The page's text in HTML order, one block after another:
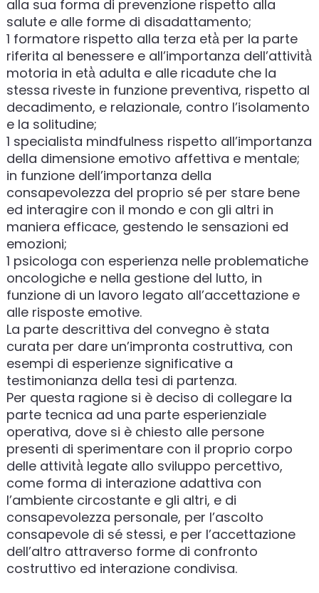
alla sua forma di prevenzione rispetto alla
salute e alle forme di disadattamento;
1 formatore rispetto alla terza età̀ per la parte
riferita al benessere e all’importanza dell’attività̀
motoria in età̀ adulta e alle ricadute che la
stessa riveste in funzione preventiva, rispetto al
decadimento, e relazionale, contro l’isolamento
e la solitudine;
1 specialista mindfulness rispetto all’importanza
della dimensione emotivo affettiva e mentale;
in funzione dell’importanza della
consapevolezza del proprio sé per stare bene
ed interagire con il mondo e con gli altri in
maniera efficace, gestendo le sensazioni ed
emozioni;
1 psicologa con esperienza nelle problematiche
oncologiche e nella gestione del lutto, in
funzione di un lavoro legato all’accettazione e
alle risposte emotive.
La parte descrittiva del convegno è stata
curata per dare un’impronta costruttiva, con
esempi di esperienze significative a
testimonianza della tesi di partenza.
Per questa ragione si è deciso di collegare la
parte tecnica ad una parte esperienziale
operativa, dove si è chiesto alle persone
presenti di sperimentare con il proprio corpo
delle attività̀ legate allo sviluppo percettivo,
come forma di interazione adattiva con
l’ambiente circostante e gli altri, e di
consapevolezza personale, per l’ascolto
consapevole di sé stessi, e per l’accettazione
dell’altro attraverso forme di confronto
costruttivo ed interazione condivisa.